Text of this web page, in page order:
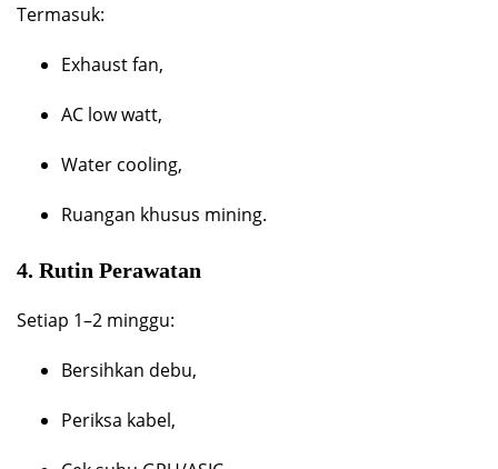
Termasuk:
Exhaust fan,
AC low watt,
Water cooling,
Ruangan khusus mining.
4. Rutin Perawatan
Setiap 1–2 minggu:
Bersihkan debu,
Periksa kabel,